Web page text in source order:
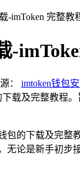
-imToken 完整教
-
： imtoken钱包
载及完整教程
包的下载及完整
无论是新手初步